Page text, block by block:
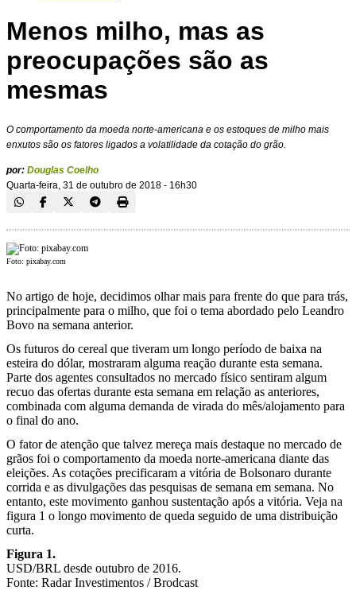
Menos milho, mas as
preocupações são as
mesmas
O comportamento da moeda norte-americana e os estoques de milho mais
enxutos são os fatores ligados a volatilidade da cotação do grão.
por: Douglas Coelho
Quarta-feira, 31 de outubro de 2018 - 16h30
Foto: pixabay.com
No artigo de hoje, decidimos olhar mais para frente do que para trás,
principalmente para o milho, que foi o tema abordado pelo Leandro
Bovo na semana anterior.
Os futuros do cereal que tiveram um longo período de baixa na
esteira do dólar, mostraram alguma reação durante esta semana.
Parte dos agentes consultados no mercado físico sentiram algum
recuo das ofertas durante esta semana em relação as anteriores,
combinada com alguma demanda de virada do mês/alojamento para
o final do ano.
O fator de atenção que talvez mereça mais destaque no mercado de
grãos foi o comportamento da moeda norte-americana diante das
eleições. As cotações precificaram a vitória de Bolsonaro durante
corrida e as divulgações das pesquisas de semana em semana. No
entanto, este movimento ganhou sustentação após a vitória. Veja na
figura 1 o longo movimento de queda seguido de uma distribuição
curta.
Figura 1.
USD/BRL desde outubro de 2016.
Fonte: Radar Investimentos / Brodcast